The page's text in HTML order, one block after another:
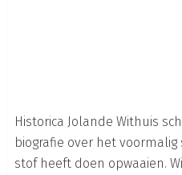
Historica Jolande Withuis
biografie over het
stof heeft doen opwaaien.